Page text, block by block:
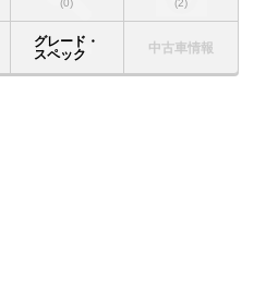
(0) (2)
グレード・
スペック
中古車情報